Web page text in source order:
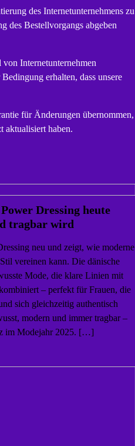
des Internetunternehmens zu
des Bestellvorgangs abgeben
Internetunternehmen
erhalten, dass unsere
für Änderungen übernommen,
aktualisiert haben.
Dressing heute
tragbar wird
neu und zeigt, wie moderne
vereinen kann. Die dänische
Mode, die klare Linien mit
– perfekt für Frauen, die
sich gleichzeitig authentisch
modern und immer tragbar –
im Modejahr 2025. […]